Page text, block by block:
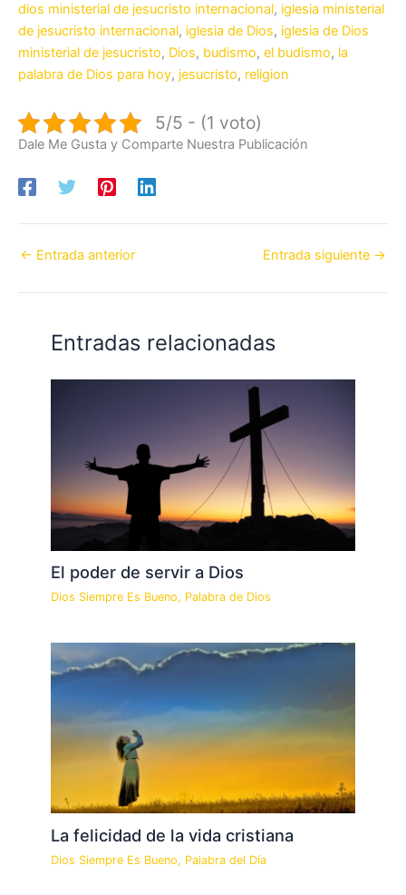
dios ministerial de jesucristo internacional, iglesia ministerial
de jesucristo internacional, iglesia de Dios, iglesia de Dios
ministerial de jesucristo, Dios, budismo, el budismo, la
palabra de Dios para hoy, jesucristo, religion
5/5 - (1 voto)
Dale Me Gusta y Comparte Nuestra Publicación
← Entrada anterior Entrada siguiente →
Entradas relacionadas
El poder de servir a Dios
Dios Siempre Es Bueno, Palabra de Dios
La felicidad de la vida cristiana
Dios Siempre Es Bueno, Palabra del Día